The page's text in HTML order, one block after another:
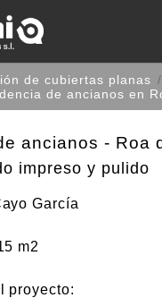
de cubiertas planas
de ancianos en
ancianos - Roa
impreso y pulido
García
m2
proyecto: